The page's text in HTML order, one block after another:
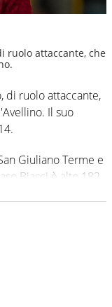
ruolo attaccante, che
di ruolo attaccante,
Il suo
Giuliano Terme e
Biasci è alto 182
è il destro.
Serie B 0